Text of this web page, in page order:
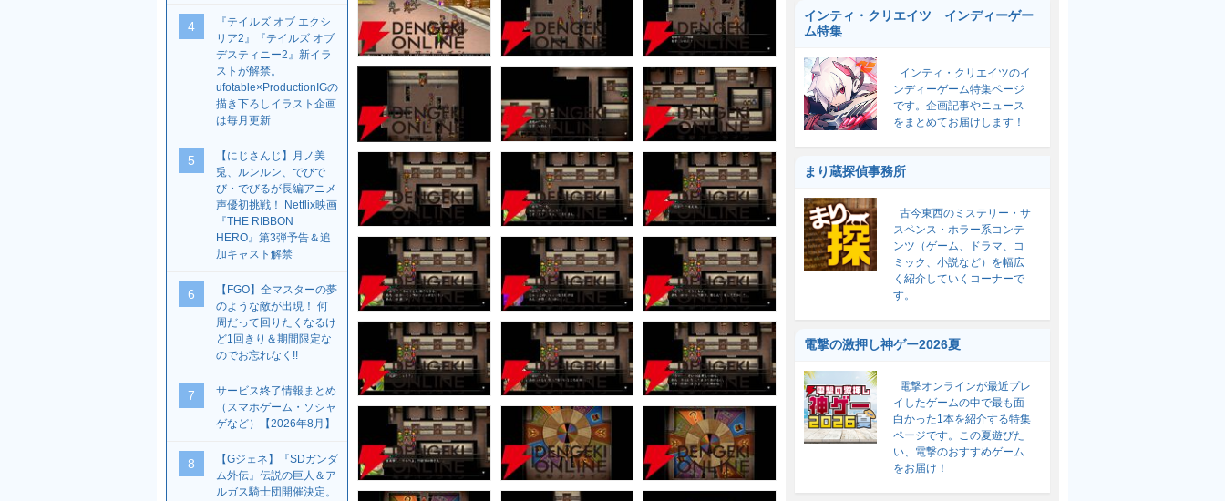
4
『テイルズ オブ エクシ
リア2』『テイルズ オブ
デスティニー2』新イラ
ストが解禁。
ufotable×ProductionIGの
描き下ろしイラスト企画
は毎月更新
5
【にじさんじ】月ノ美
兎、ルンルン、でびで
び・でびるが長編アニメ
声優初挑戦！ Netflix映画
『THE RIBBON
HERO』第3弾予告＆追
加キャスト解禁
6
【FGO】全マスターの夢
のような敵が出現！ 何
周だって回りたくなるけ
ど1回きり＆期間限定な
のでお忘れなく!!
7
サービス終了情報まとめ
（スマホゲーム・ソシャ
ゲなど）【2026年8月】
8
【Gジェネ】『SDガンダ
ム外伝』伝説の巨人＆ア
ルガス騎士団開催決定。
インティ・クリエイツ インディーゲー
ム特集
インティ・クリエイツのイ
ンディーゲーム特集ページ
です。企画記事やニュース
をまとめてお届けします！
まり蔵探偵事務所
古今東西のミステリー・サ
スペンス・ホラー系コンテ
ンツ（ゲーム、ドラマ、コ
ミック、小説など）を幅広
く紹介していくコーナーで
す。
電撃の激押し神ゲー2026夏
電撃オンラインが最近プレ
イしたゲームの中で最も面
白かった1本を紹介する特集
ページです。この夏遊びた
い、電撃のおすすめゲーム
をお届け！